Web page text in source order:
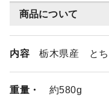
商品について
内容 栃木県産 と
重量・
約580g